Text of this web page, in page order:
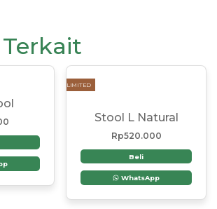
LIMITED
Stool L Natural
Rp520.000
Beli
WhatsApp